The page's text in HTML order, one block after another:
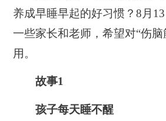
养成早睡早起的好习惯？8月
一些家长和老师，希望对“伤
用。
故事1
孩子每天睡不醒